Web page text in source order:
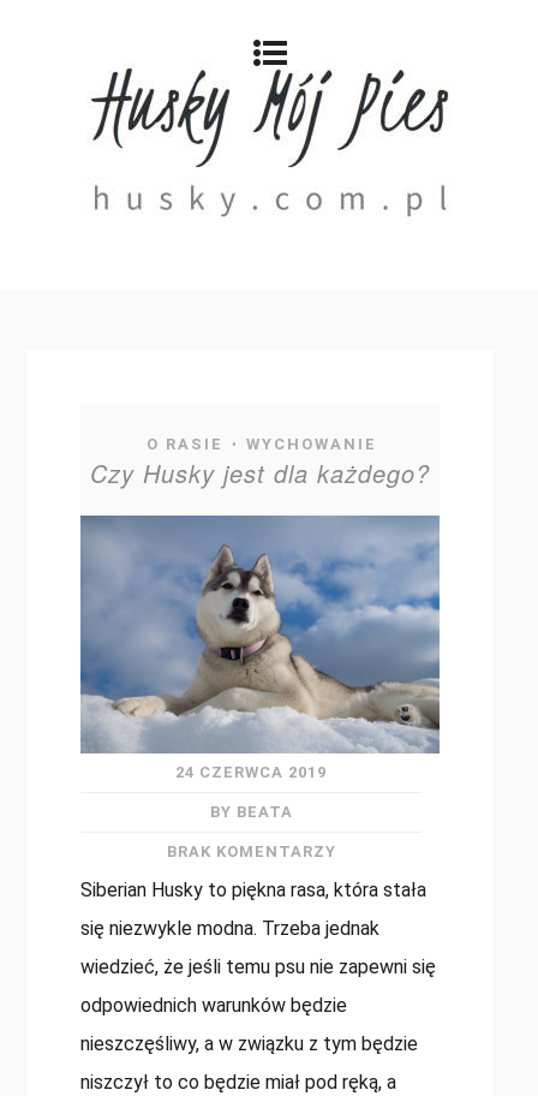
O RASIE • WYCHOWANIE
Czy Husky jest dla każdego?
24 CZERWCA 2019
BY BEATA
BRAK KOMENTARZY
Siberian Husky to piękna rasa, która stała
się niezwykle modna. Trzeba jednak
wiedzieć, że jeśli temu psu nie zapewni się
odpowiednich warunków będzie
nieszczęśliwy, a w związku z tym będzie
niszczył to co będzie miał pod ręką, a